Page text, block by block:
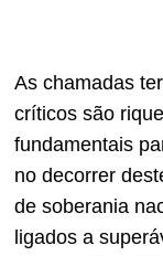
As chamadas
críticos são
fundamentais
no decorrer
de soberania
ligados a